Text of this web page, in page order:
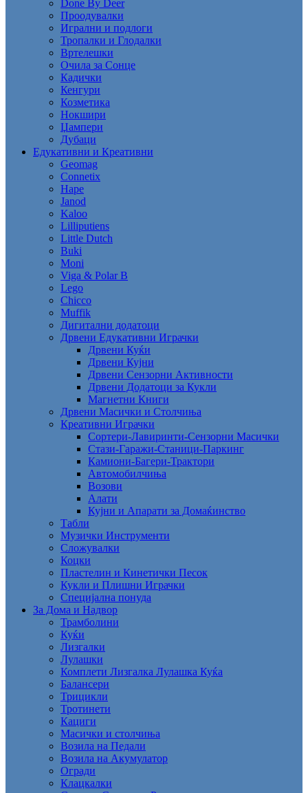
Done By Deer
Проодувалки
Игрални и подлоги
Тропалки и Глодалки
Вртелешки
Очила за Сонце
Кадички
Кенгури
Козметика
Нокшири
Џампери
Дубаци
Едукативни и Креативни
Geomag
Connetix
Hape
Janod
Kaloo
Lilliputiens
Little Dutch
Buki
Moni
Viga & Polar B
Lego
Chicco
Muffik
Дигитални додатоци
Дрвени Едукативни Играчки
Дрвени Куќи
Дрвени Кујни
Дрвени Сензорни Активности
Дрвени Додатоци за Кукли
Магнетни Книги
Дрвени Масички и Столчиња
Креативни Играчки
Сортери-Лавиринти-Сензорни Масички
Стази-Гаражи-Станици-Паркинг
Камиони-Багери-Трактори
Автомобилчиња
Возови
Алати
Кујни и Апарати за Домаќинство
Табли
Музички Инструменти
Сложувалки
Коцки
Пластелин и Кинетички Песок
Кукли и Плишни Играчки
Специјална понуда
За Дома и Надвор
Трамболини
Куќи
Лизгалки
Лулашки
Комплети Лизгалка Лулашка Куќа
Балансери
Трицикли
Тротинети
Кациги
Mасички и столчиња
Возила на Педали
Возила на Акумулатор
Огради
Клацкалки